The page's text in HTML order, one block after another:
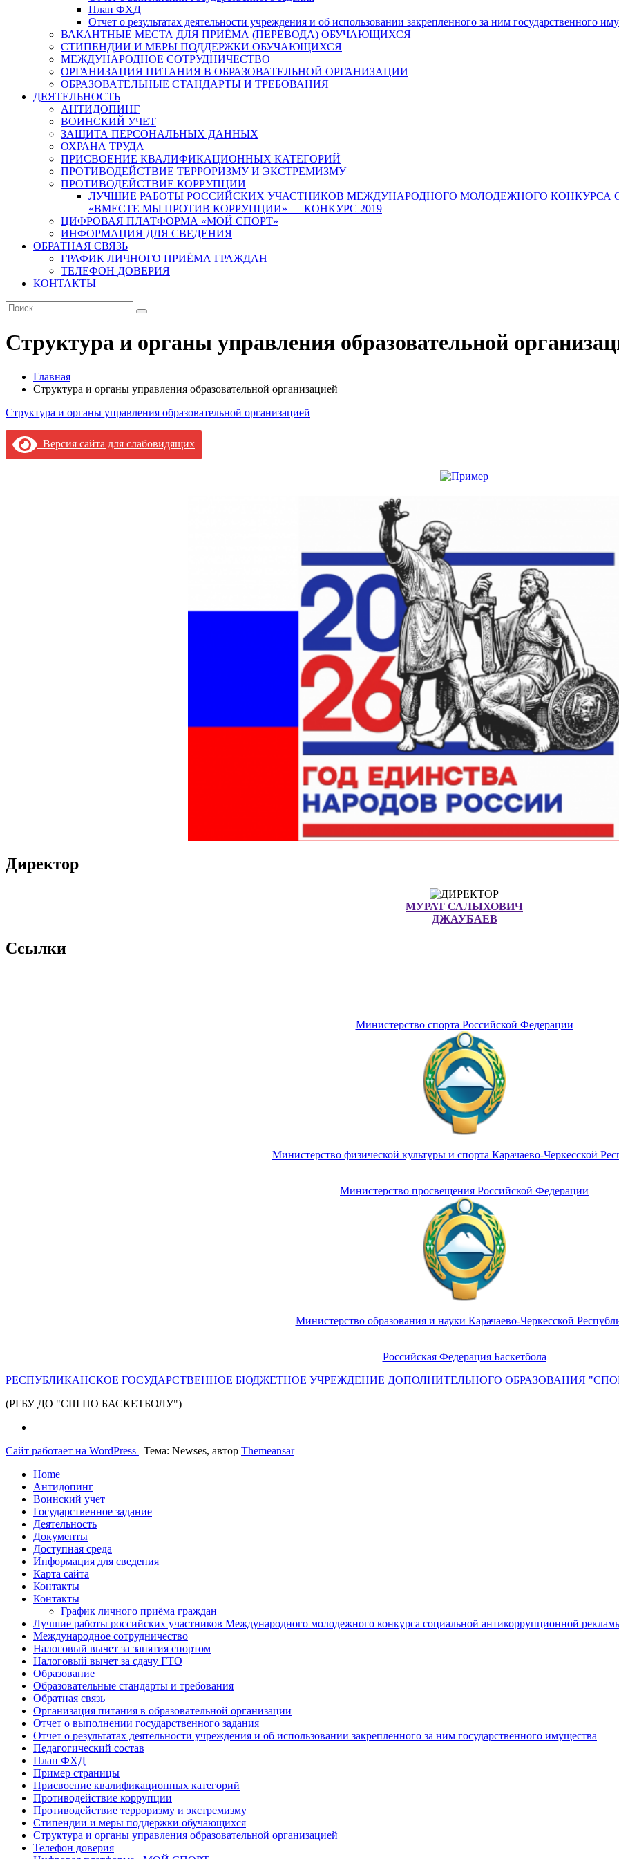
План ФХД
Отчет о результатах деятельности учреждения и об использовании закрепленного за ним государственного
ВАКАНТНЫЕ МЕСТА ДЛЯ ПРИЁМА (ПЕРЕВОДА) ОБУЧАЮЩИХСЯ
СТИПЕНДИИ И МЕРЫ ПОДДЕРЖКИ ОБУЧАЮЩИХСЯ
МЕЖДУНАРОДНОЕ СОТРУДНИЧЕСТВО
ОРГАНИЗАЦИЯ ПИТАНИЯ В ОБРАЗОВАТЕЛЬНОЙ ОРГАНИЗАЦИИ
ОБРАЗОВАТЕЛЬНЫЕ СТАНДАРТЫ И ТРЕБОВАНИЯ
ДЕЯТЕЛЬНОСТЬ
АНТИДОПИНГ
ВОИНСКИЙ УЧЕТ
ЗАЩИТА ПЕРСОНАЛЬНЫХ ДАННЫХ
ОХРАНА ТРУДА
ПРИСВОЕНИЕ КВАЛИФИКАЦИОННЫХ КАТЕГОРИЙ
ПРОТИВОДЕЙСТВИЕ ТЕРРОРИЗМУ И ЭКСТРЕМИЗМУ
ПРОТИВОДЕЙСТВИЕ КОРРУПЦИИ
ЛУЧШИЕ РАБОТЫ РОССИЙСКИХ УЧАСТНИКОВ МЕЖДУНАРОДНОГО МОЛОДЕЖНОГО
«ВМЕСТЕ МЫ ПРОТИВ КОРРУПЦИИ» — КОНКУРС 2019
ЦИФРОВАЯ ПЛАТФОРМА «МОЙ СПОРТ»
ИНФОРМАЦИЯ ДЛЯ СВЕДЕНИЯ
ОБРАТНАЯ СВЯЗЬ
ГРАФИК ЛИЧНОГО ПРИЁМА ГРАЖДАН
ТЕЛЕФОН ДОВЕРИЯ
КОНТАКТЫ
Структура и органы управления образовательной
Главная
Структура и органы управления образовательной организацией
Структура и органы управления образовательной организацией
Версия сайта для слабовидящих
Директор
МУРАТ САЛЫХОВИЧ
ДЖАУБАЕВ
Ссылки
Министерство спорта Российской Федерации
Министерство физической культуры и спорта Карачаево-Черкесской
Министерство просвещения Российской Федерации
Министерство образования и науки Карачаево-Черкесской
Российская Федерация Баскетбола
РЕСПУБЛИКАНСКОЕ ГОСУДАРСТВЕННОЕ БЮДЖЕТНОЕ УЧРЕЖДЕНИЕ ДОПОЛНИТЕЛЬНОГО ОБРАЗОВАНИЯ
(РГБУ ДО "СШ ПО БАСКЕТБОЛУ")
Сайт работает на WordPress | Тема: Newses, автор Themeansar
Home
Антидопинг
Воинский учет
Государственное задание
Деятельность
Документы
Доступная среда
Информация для сведения
Карта сайта
Контакты
Контакты
График личного приёма граждан
Лучшие работы российских участников Международного молодежного конкурса социальной антикоррупционной
Международное сотрудничество
Налоговый вычет за занятия спортом
Налоговый вычет за сдачу ГТО
Образование
Образовательные стандарты и требования
Обратная связь
Организация питания в образовательной организации
Отчет о выполнении государственного задания
Отчет о результатах деятельности учреждения и об использовании закрепленного за ним государственного имущества
Педагогический состав
План ФХД
Пример страницы
Присвоение квалификационных категорий
Противодействие коррупции
Противодействие терроризму и экстремизму
Стипендии и меры поддержки обучающихся
Структура и органы управления образовательной организацией
Телефон доверия